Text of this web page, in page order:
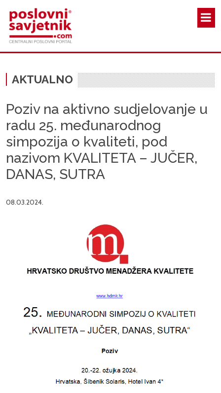
AKTUALNO
Poziv na aktivno sudjelovanje u
radu 25. međunarodnog
simpozija o kvaliteti, pod
nazivom KVALITETA – JUČER,
DANAS, SUTRA
08.03.2024.